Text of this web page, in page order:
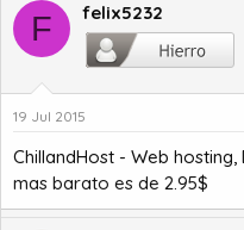
F felix5232
19 Jul 2015
ChillandHost - Web
mas barato es de 2.95$